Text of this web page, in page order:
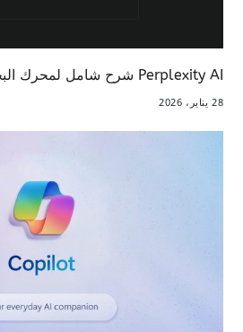
Perplexity AI شرح شامل لمحرك البحث بالذكاء الاصطناعي
28 يناير، 2026